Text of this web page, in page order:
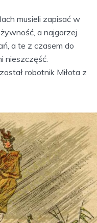
musieli zapisać w
a najgorzej
a te z czasem do
nieszczęść.
robotnik Miłota z